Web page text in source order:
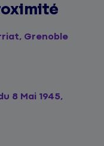
Grenoble
8 Mai 1945,